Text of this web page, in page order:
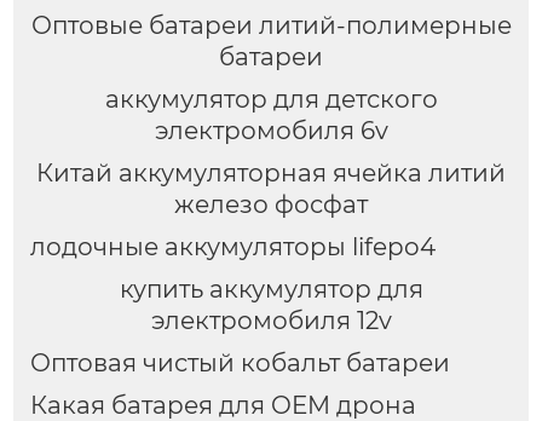
Оптовые батареи литий-полимерные
батареи
аккумулятор для детского
электромобиля 6v
Китай аккумуляторная ячейка литий
железо фосфат
лодочные аккумуляторы lifepo4
купить аккумулятор для
электромобиля 12v
Оптовая чистый кобальт батареи
Какая батарея для OEM дрона